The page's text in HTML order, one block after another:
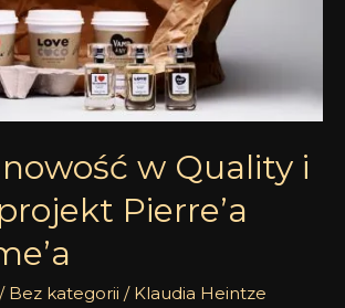
w Quality i
Pierre’a
/ Bez kategorii / Klaudia Heintze